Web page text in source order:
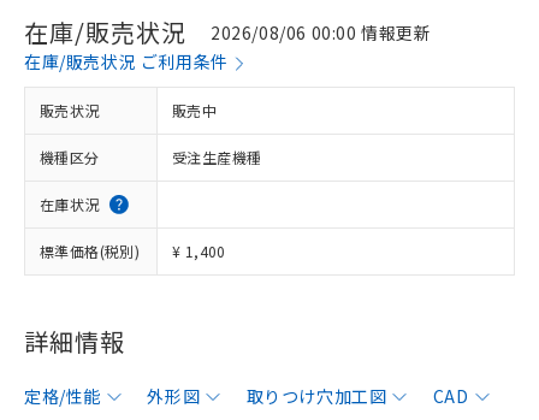
在庫/販売状況
2026/08/06 00:00 情報更新
在庫/販売状況 ご利用条件
販売状況 販売中
機種区分 受注生産機種
在庫状況
標準価格(税別) ¥ 1,400
詳細情報
定格/性能 外形図 取りつけ穴加工図
CAD